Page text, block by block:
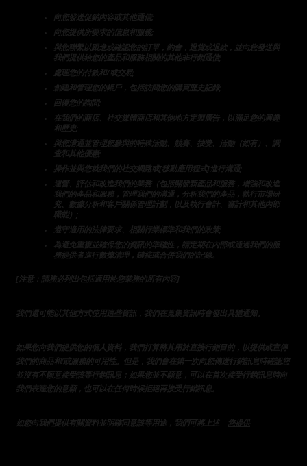
向您發送促銷內容或其他通信;
向您提供所要求的信息和服務;
與您聯繫以跟進或確認您的訂單，約會，退貨或退款，並向您發送與
我們提供給您的產品和服務相關的其他非行銷通信;
處理您的付款和/或交易;
創建和管理您的帳戶，包括訪問您的購買歷史記錄;
回復您的詢問;
在我們的商店、社交媒體商店和其他地方定製廣告，以滿足您的興趣
和歷史;
與您溝通並管理您參與的特殊活動、競賽、抽獎、活動（如有）、調
查和其他優惠;
操作並與您就我們的社交網路或[移動應用程式]進行溝通;
運營、評估和改進我們的業務（包括開發新產品和服務，增強和改進
我們的產品和服務，管理我們的溝通，分析我們的產品，執行市場研
究、數據分析和客戶關係管理計劃，以及執行會計、審計和其他內部
職能）;
遵守適用的法律要求、相關行業標準和我們的政策;
為避免重複並確保您的資訊的準確性，請定期在內部或通過我們的服
務提供者進行數據清理，鏈接或合併我們的記錄。
[注意：請務必列出包括適用於您業務的所有內容]
我們還可能以其他方式使用這些資訊，我們在蒐集資訊時會發出具體通知。
如果您向我們提供您的個人資料，我們打算將其用於直接行銷目的，以提供或宣傳
我們的商品和/或服務的可用性。但是，我們會在第一次向您傳送行銷訊息時確認您
並沒有不願意接受該等行銷訊息；如果您並不願意，可以在首次接受行銷訊息時向
我們表達您的意願，也可以在任何時候拒絕再接受行銷訊息。
如您向我們提供有關資料並明確同意該等用途，我們可將上述「 您提供的資料」一